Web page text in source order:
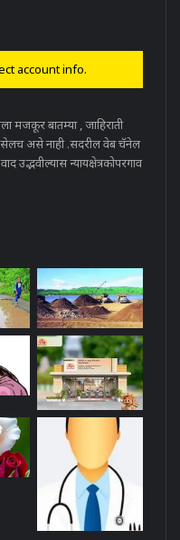
account info.
मजकूर बातम्या , जाहिराती
असे नाही .सदरील वेब चॅनेल
उद्भवील्यास न्यायक्षेत्रकोपरगाव